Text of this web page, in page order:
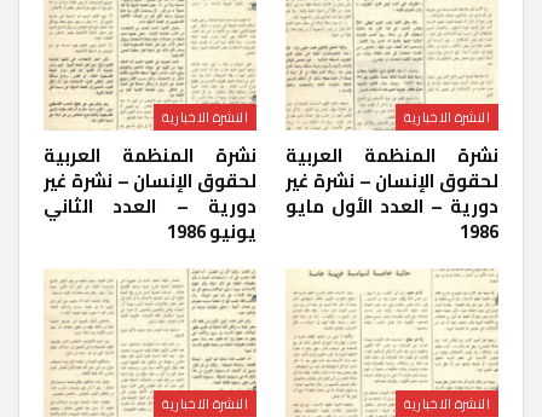
النشرة الاخبارية
نشرة المنظمة العربية
لحقوق الإنسان – نشرة غير
دورية – العدد الأول مايو
1986
النشرة الاخبارية
نشرة المنظمة العربية
لحقوق الإنسان – نشرة غير
دورية – العدد الثاني
يونيو 1986
النشرة الاخبارية النشرة الاخبارية